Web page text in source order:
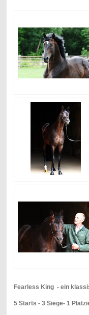
Fearless King - ein
5 Starts - 3 Siege- 1